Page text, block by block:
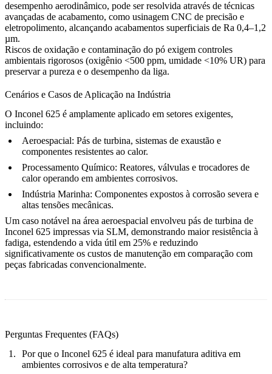
desempenho aerodinâmico, pode ser resolvida através de técnicas
avançadas de acabamento, como usinagem CNC de precisão e
eletropolimento, alcançando acabamentos superficiais de Ra 0,4–1,2
µm.
Riscos de oxidação e contaminação do pó exigem controles
ambientais rigorosos (oxigênio <500 ppm, umidade <10% UR) para
preservar a pureza e o desempenho da liga.
Cenários e Casos de Aplicação na Indústria
O Inconel 625 é amplamente aplicado em setores exigentes,
incluindo:
Aeroespacial: Pás de turbina, sistemas de exaustão e
componentes resistentes ao calor.
Processamento Químico: Reatores, válvulas e trocadores de
calor operando em ambientes corrosivos.
Indústria Marinha: Componentes expostos à corrosão severa e
altas tensões mecânicas.
Um caso notável na área aeroespacial envolveu pás de turbina de
Inconel 625 impressas via SLM, demonstrando maior resistência à
fadiga, estendendo a vida útil em 25% e reduzindo
significativamente os custos de manutenção em comparação com
peças fabricadas convencionalmente.
Perguntas Frequentes (FAQs)
Por que o Inconel 625 é ideal para manufatura aditiva em
ambientes corrosivos e de alta temperatura?